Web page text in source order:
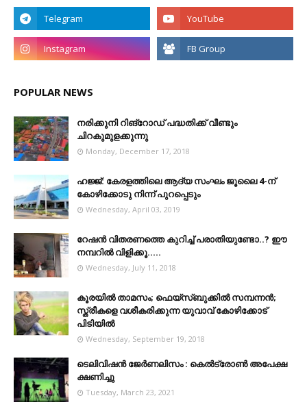
POPULAR NEWS
നരിക്കുനി റിങ്റോഡ് പദ്ധതിക്ക് വീണ്ടും
ചിറകുമുളക്കുന്നു
Monday, December 17, 2018
ഹജ്ജ്: കേരളത്തിലെ ആദ്യ സംഘം ജൂലൈ 4-ന്
കോഴിക്കോടു നിന്ന് പുറപ്പെടും
Wednesday, April 03, 2019
റേഷൻ വിതരണത്തെ കുറിച്ച് പരാതിയുണ്ടോ..? ഈ
നമ്പറില്‍ വിളിക്കൂ.....
Wednesday, July 11, 2018
കൂരയില്‍ താമസം; ഫെയ്‌സ്ബുക്കില്‍ സമ്പന്നന്‍;
സ്ത്രീകളെ വശീകരിക്കുന്ന യുവാവ് കോഴിക്കോട്
പിടിയിൽ
Wednesday, September 19, 2018
ടെലിവിഷന്‍ ജേര്‍ണലിസം : കെല്‍ട്രോണ്‍ അപേക്ഷ
ക്ഷണിച്ചു
Tuesday, March 23, 2021